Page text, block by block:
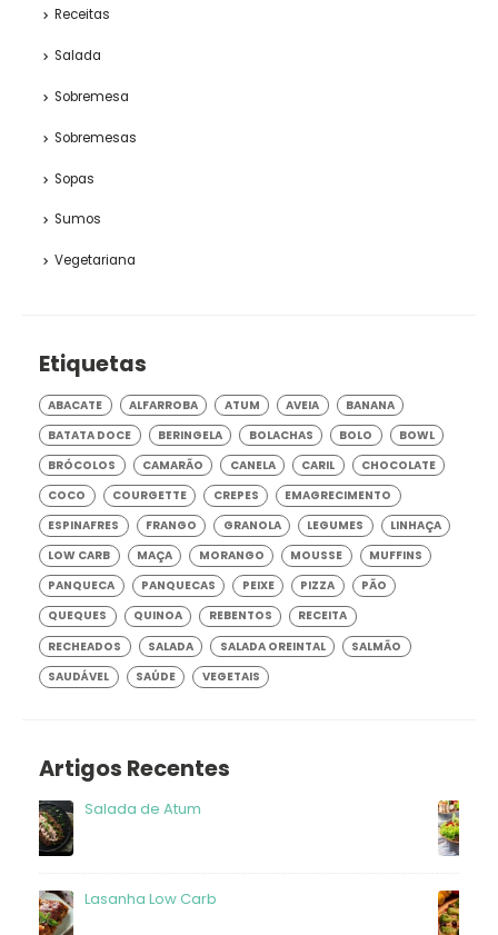
Receitas
Salada
Sobremesa
Sobremesas
Sopas
Sumos
Vegetariana
Etiquetas
ABACATE ALFARROBA ATUM AVEIA
BANANA
BATATA DOCE
BERINGELA BOLACHAS BOLO
BOWL
BRÓCOLOS
CAMARÃO CANELA CARIL
CHOCOLATE
COCO
COURGETTE CREPES
EMAGRECIMENTO
ESPINAFRES
FRANGO GRANOLA LEGUMES
LINHAÇA
LOW CARB
MAÇA MORANGO MOUSSE
MUFFINS
PANQUECA
PANQUECAS PEIXE PIZZA
PÃO
QUEQUES
QUINOA REBENTOS
RECEITA
RECHEADOS
SALADA SALADA OREINTAL
SALMÃO
SAUDÁVEL
SAÚDE VEGETAIS
Artigos Recentes
Salada de frango ao molho alho
Receita de pizza low carb com massa de frango